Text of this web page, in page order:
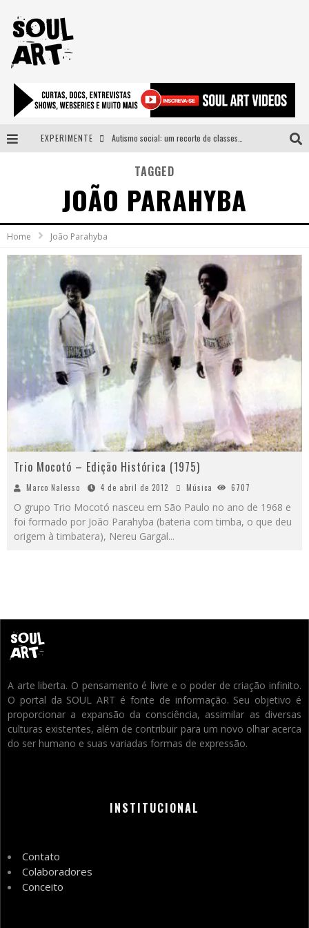
EXPERIMENTE
A subida da rampa é diferente!
Faça o bem! Mas, sem olhar a quem!?
Novo single de Arnaldo Tifu, “De Testa” explora brasilidade em sons, cores e símbolos
TAGGED
JOÃO PARAHYBA
Home João Parahyba
Trio Mocotó – Edição Histórica (1975)
Marco Nalesso 4 de abril de 2012 Música 6707
O grupo Trio Mocotó nasceu em São Paulo no ano de 1968 e
foi formado por João Parahyba (bateria com timba, o que deu
origem à timbatera), Nereu Gargal...
A arte liberta. O pensamento é livre e o poder de criação infinito.
O portal da SOUL ART é fonte de informação. Seu objetivo é
proporcionar a expansão da consciência, assimilar as diversas
culturas existentes, além de contribuir para um novo olhar acerca
do ser humano e suas variadas formas de expressão.
INSTITUCIONAL
Contato
Colaboradores
Conceito